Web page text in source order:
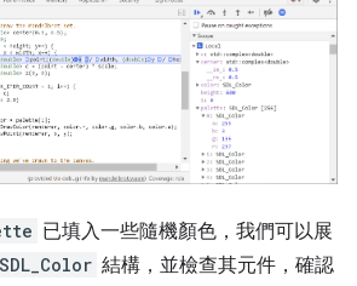
已填入一些隨機顏色，我們可以展
SDL_Color 結構，並檢查其元件，確認